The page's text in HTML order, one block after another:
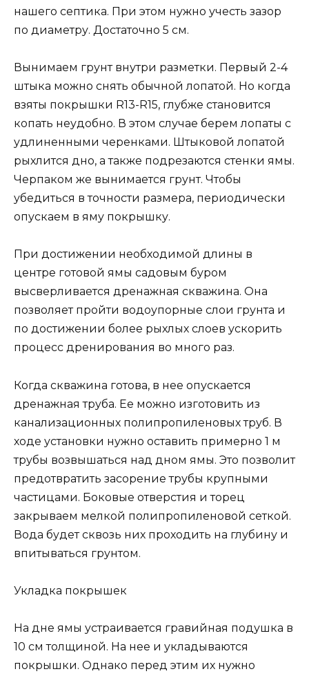
нашего септика. При этом нужно учесть зазор
по диаметру. Достаточно 5 см.
Вынимаем грунт внутри разметки. Первый 2-4
штыка можно снять обычной лопатой. Но когда
взяты покрышки R13-R15, глубже становится
копать неудобно. В этом случае берем лопаты с
удлиненными черенками. Штыковой лопатой
рыхлится дно, а также подрезаются стенки ямы.
Черпаком же вынимается грунт. Чтобы
убедиться в точности размера, периодически
опускаем в яму покрышку.
При достижении необходимой длины в
центре готовой ямы садовым буром
высверливается дренажная скважина. Она
позволяет пройти водоупорные слои грунта и
по достижении более рыхлых слоев ускорить
процесс дренирования во много раз.
Когда скважина готова, в нее опускается
дренажная труба. Ее можно изготовить из
канализационных полипропиленовых труб. В
ходе установки нужно оставить примерно 1 м
трубы возвышаться над дном ямы. Это позволит
предотвратить засорение трубы крупными
частицами. Боковые отверстия и торец
закрываем мелкой полипропиленовой сеткой.
Вода будет сквозь них проходить на глубину и
впитываться грунтом.
Укладка покрышек
На дне ямы устраивается гравийная подушка в
10 см толщиной. На нее и укладываются
покрышки. Однако перед этим их нужно